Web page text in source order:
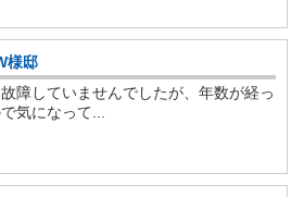
様邸
障していませんでしたが、年数が経っ
気になって...